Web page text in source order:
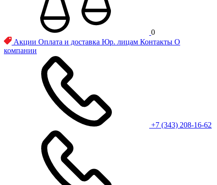
0
Акции Оплата и доставка Юр. лицам Контакты О
компании
+7 (343) 208-16-62